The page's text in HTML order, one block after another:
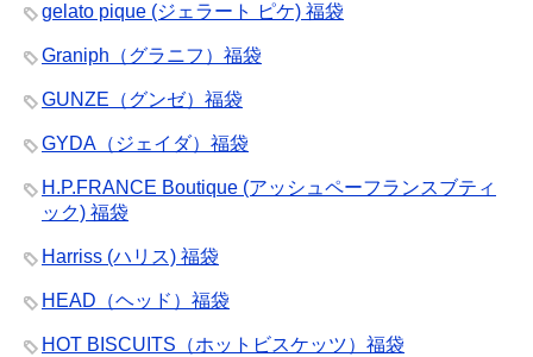
gelato pique (ジェラート ピケ) 福袋
Graniph（グラニフ）福袋
GUNZE（グンゼ）福袋
GYDA（ジェイダ）福袋
H.P.FRANCE Boutique (アッシュペーフランスブティ
ック) 福袋
Harriss (ハリス) 福袋
HEAD（ヘッド）福袋
HOT BISCUITS（ホットビスケッツ）福袋